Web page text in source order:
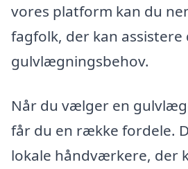
vores platform kan du
fagfolk, der kan assistere
gulvlægningsbehov.
Når du vælger en
får du en række fordele.
lokale håndværkere, der